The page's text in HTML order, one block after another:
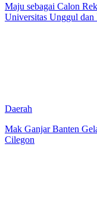
Maju sebagai Calon
Universitas Unggul
Daerah
Mak Ganjar Banten
Cilegon